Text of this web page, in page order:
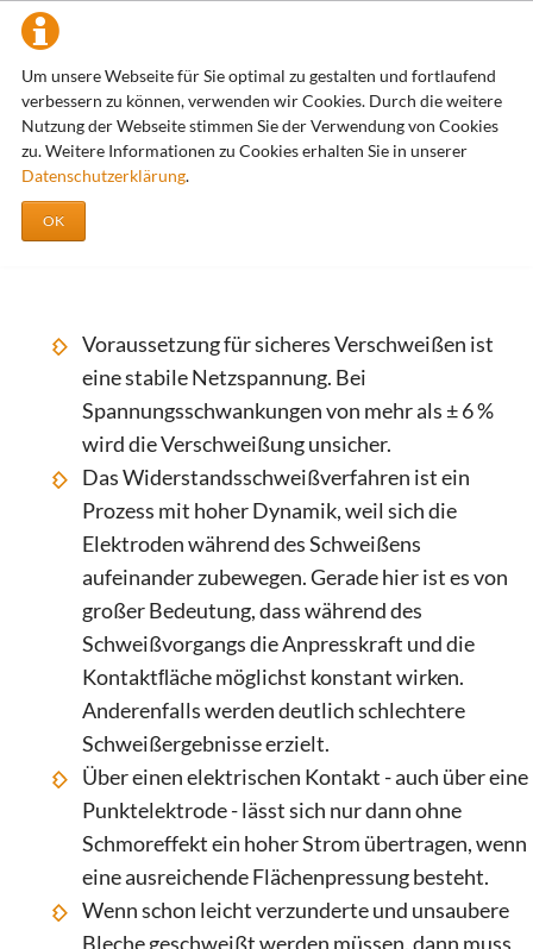
Um unsere Webseite für Sie optimal zu gestalten und fortlaufend
verbessern zu können, verwenden wir Cookies. Durch die weitere
Nutzung der Webseite stimmen Sie der Verwendung von Cookies
zu. Weitere Informationen zu Cookies erhalten Sie in unserer
Datenschutzerklärung.
OK
Zens Widerstandsschweißtechnik Grundlagen und Praxistipps Praxistipps
Praxis-Tipps für das
Widerstandsschweißen
Voraussetzung für sicheres Verschweißen ist
eine stabile Netzspannung. Bei
Spannungsschwankungen von mehr als ± 6 %
wird die Verschweißung unsicher.
Das Widerstands­schweißverfahren ist ein
Prozess mit hoher Dynamik, weil sich die
Elektroden während des Schweißens
aufeinander zubewegen. Gerade hier ist es von
großer Bedeutung, dass während des
Schweißvorgangs die Anpresskraft und die
Kontaktﬂäche möglichst konstant wirken.
Anderenfalls werden deutlich schlechtere
Schweißergebnisse erzielt.
Über einen elektrischen Kontakt - auch über eine
Punktelektrode - lässt sich nur dann ohne
Schmoreffekt ein hoher Strom übertragen, wenn
eine ausreichende Flächenpressung besteht.
Wenn schon leicht verzunderte und unsaubere
Bleche geschweißt werden müssen, dann muss